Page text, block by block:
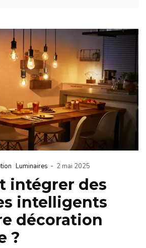
Luminaires - 2 mai 2025
intégrer des
intelligents
décoration
?